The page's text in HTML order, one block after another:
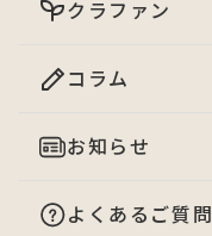
クラファン
コラム
お知らせ
よくあるご質問